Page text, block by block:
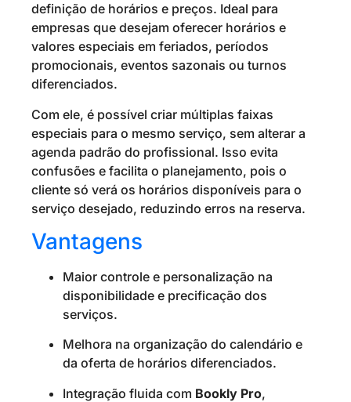
definição de horários e preços. Ideal para
empresas que desejam oferecer horários e
valores especiais em feriados, períodos
promocionais, eventos sazonais ou turnos
diferenciados.
Com ele, é possível criar múltiplas faixas
especiais para o mesmo serviço, sem alterar a
agenda padrão do profissional. Isso evita
confusões e facilita o planejamento, pois o
cliente só verá os horários disponíveis para o
serviço desejado, reduzindo erros na reserva.
Vantagens
Maior controle e personalização na
disponibilidade e precificação dos
serviços.
Melhora na organização do calendário e
da oferta de horários diferenciados.
Integração fluida com Bookly Pro,